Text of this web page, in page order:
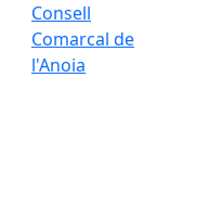
Consell
Comarcal de
l'Anoia